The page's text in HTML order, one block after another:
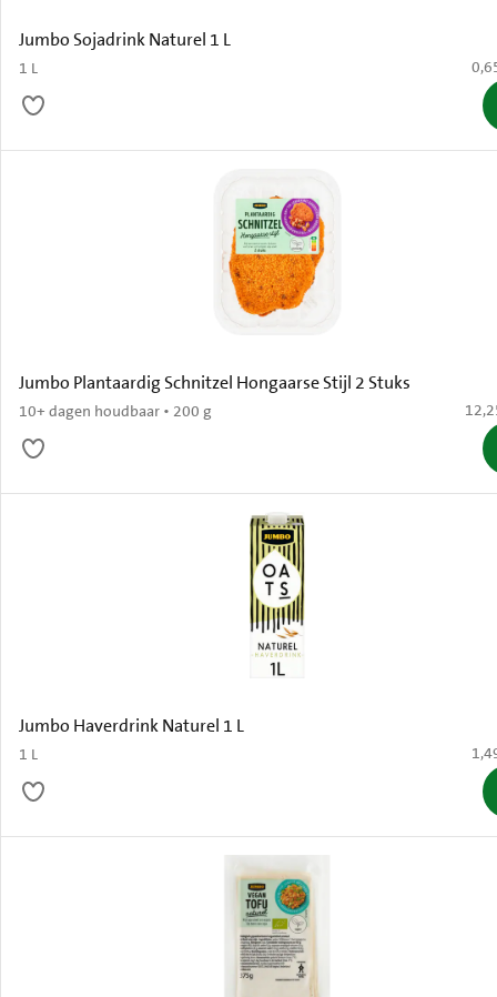
Jumbo Sojadrink Naturel 1 L
1 L €
Jumbo Plantaardig Schnitzel Hongaarse Stijl 2 Stuks
10+ dagen houdbaar • 200 g €
Jumbo Haverdrink Naturel 1 L
1 L €